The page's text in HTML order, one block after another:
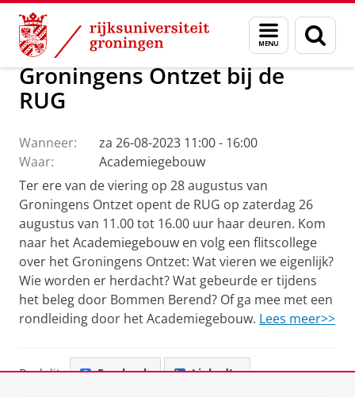
Skip
Content
Skip
Navigation
Menu
en
zoeken
Alumni
Groningens Ontzet bij de
RUG
Wanneer:
za 26-08-2023 11:00 - 16:00
Waar:
Academiegebouw
Ter ere van de viering op 28 augustus van
Groningens Ontzet opent de RUG op zaterdag 26
augustus van 11.00 tot 16.00 uur haar deuren. Kom
naar het Academiegebouw en volg een flitscollege
over het Groningens Ontzet: Wat vieren we eigenlijk?
Wie worden er herdacht? Wat gebeurde er tijdens
het beleg door Bommen Berend? Of ga mee met een
rondleiding door het Academiegebouw. Lees meer>>
Deel dit Facebook LinkedIn